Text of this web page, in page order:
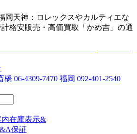
岡天神：ロレックスやカルティエな
格安販売・高価買取「かめ吉」の通
橋 06-4309-7470 福岡 092-401-2540
在庫表示&
保証